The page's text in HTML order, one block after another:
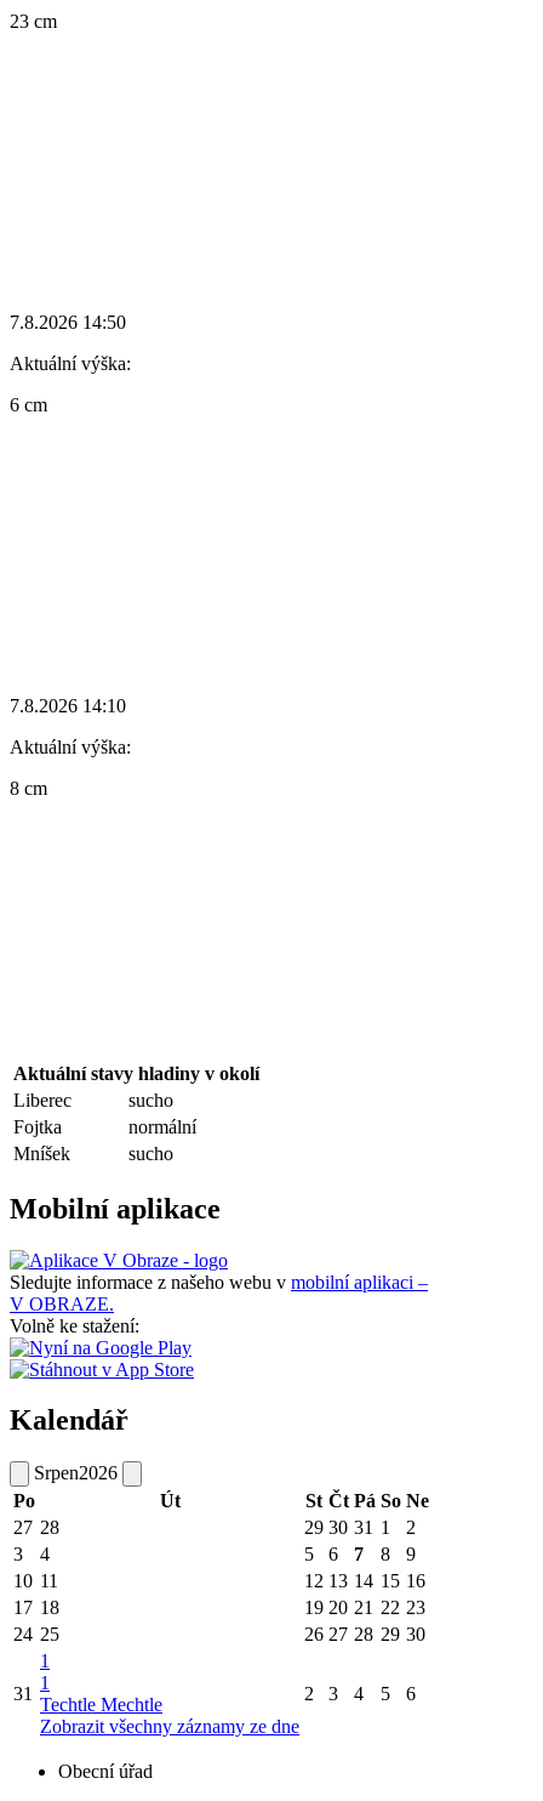
23 cm
7.8.2026 14:50
Aktuální výška:
6 cm
7.8.2026 14:10
Aktuální výška:
8 cm
Aktuální stavy hladiny v okolí
Liberec
sucho
Fojtka
normální
Mníšek
sucho
Mobilní aplikace
Sledujte informace z našeho webu v mobilní aplikaci –
V OBRAZE.
Volně ke stažení:
Kalendář
Srpen2026
Po
Út St Čt Pá So Ne
27 28 29 30 31 1
2
3
4 5 6 7 8
9
10 11 12 13 14 15 16
17 18 19 20 21 22 23
24 25 26 27 28 29 30
31
1
1
Techtle Mechtle
Zobrazit všechny záznamy ze dne
2 3 4 5 6
Obecní úřad